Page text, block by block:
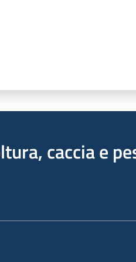
caccia e